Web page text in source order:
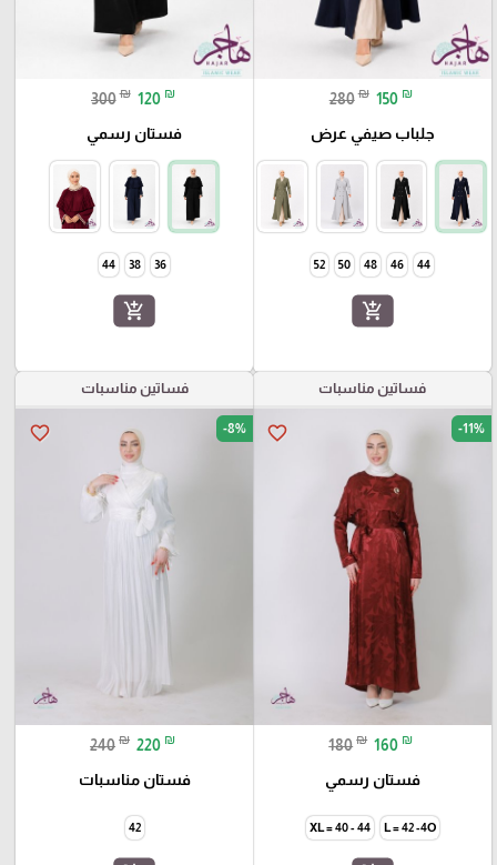
280 ₪ 150 ₪
جلباب صيفي عرض
44
46
48
50
52
add_shopping_cart
300 ₪ 120 ₪
فستان رسمي
36
38
44
add_shopping_cart
فساتين مناسبات
favorite_border -11%
180 ₪ 160 ₪
فستان رسمي
L = 42 -4O
XL = 40 - 44
فساتين مناسبات
favorite_border -8%
240 ₪ 220 ₪
فستان مناسبات
42